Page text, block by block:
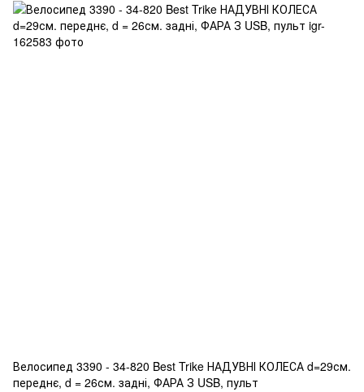
Велосипед 3390 - 34-820 Best Trike НАДУВНІ КОЛЕСА d=29см.
переднє, d = 26см. задні, ФАРА З USB, пульт